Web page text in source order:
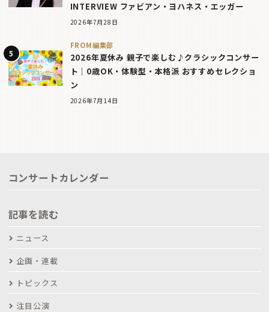
INTERVIEW ファビアン・ヨハネス・エッガー
2026年7月28日
FROM編集部
2026年夏休み 親子で楽しむ♪クラシックコンサー
ト｜0歳OK・体験型・本格派 おすすめセレクショ
ン
2026年7月14日
コンサートカレンダー
記事を読む
ニュース
企画・連載
トピックス
注目公演